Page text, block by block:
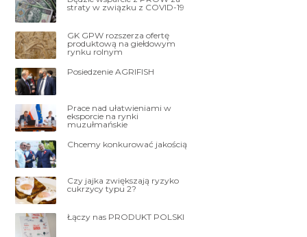
straty w związku z COVID-19
GK GPW rozszerza ofertę
produktową na giełdowym
rynku rolnym
Posiedzenie AGRIFISH
Prace nad ułatwieniami w
eksporcie na rynki
muzułmańskie
Chcemy konkurować jakością
Czy jajka zwiększają ryzyko
cukrzycy typu 2?
Łączy nas PRODUKT POLSKI